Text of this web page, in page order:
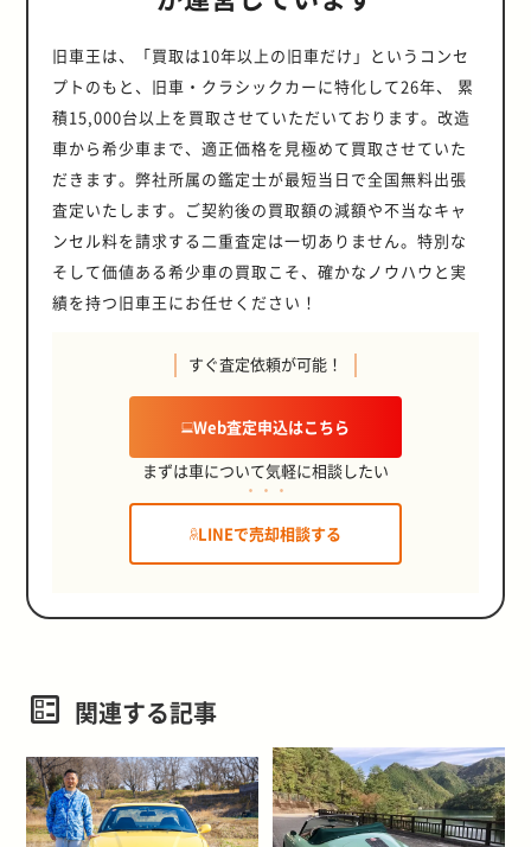
旧車王は、「買取は10年以上の旧車だけ」というコンセ
プトのもと、旧車・クラシックカーに特化して26年、 累
積15,000台以上を買取させていただいております。改造
車から希少車まで、適正価格を見極めて買取させていた
だきます。弊社所属の鑑定士が最短当日で全国無料出張
査定いたします。ご契約後の買取額の減額や不当なキャ
ンセル料を請求する二重査定は一切ありません。特別な
そして価値ある希少車の買取こそ、確かなノウハウと実
績を持つ旧車王にお任せください！
すぐ査定依頼が可能！
Web査定申込はこちら
まずは車について気軽に相談したい
LINEで売却相談する
関連する記事